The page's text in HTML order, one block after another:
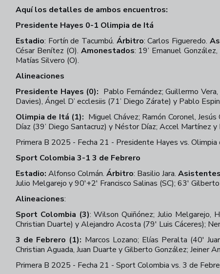
Aquí los detalles de ambos encuentros:
Presidente Hayes 0-1 Olimpia de Itá
Estadio: Fortín de Tacumbú. Árbitro: Carlos Figueredo.
César Benítez (O). Amonestados: 19’ Emanuel
Matías Silvero (O).
Alineaciones
Presidente Hayes (0): Pablo Fernández; Guillermo
Davies), Ángel D’ ecclesiis (71’ Diego Zárate) y Pablo
Olimpia de Itá (1): Miguel Chávez; Ramón Coronel,
Díaz (39’ Diego Santacruz) y Néstor Díaz; Accel Martínez y
Primera B 2025 - Fecha 21 - Presidente Hayes vs. Olimpia
Sport Colombia 3-1 3 de Febrero
Estadio: Alfonso Colmán. Árbitro: Basilio Jara. Asistentes
Julio Melgarejo y 90'+2' Francisco Salinas (SC); 63'
Alineaciones:
Sport Colombia (3): Wilson Quiñónez; Julio Melgarejo,
Christian Duarte) y Alejandro Acosta (79' Luis Cáceres);
3 de Febrero (1): Marcos Lozano; Elías Peralta (40'
Christian Aguada, Juan Duarte y Gilberto González; Jeiner
Primera B 2025 - Fecha 21 - Sport Colombia vs. 3 de